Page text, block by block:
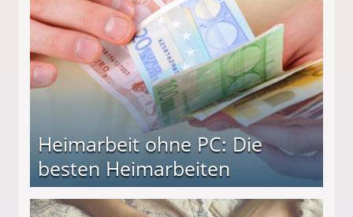
Heimarbeit ohne PC: Die
besten Heimarbeiten